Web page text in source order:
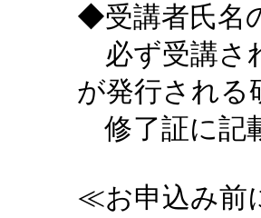
◆受講者氏名
必ず受講さ
が発行される
修了証に記
≪お申込み前